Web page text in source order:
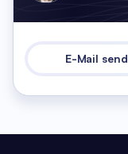
E-Mail